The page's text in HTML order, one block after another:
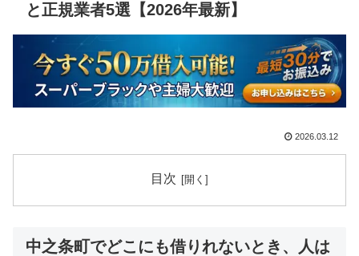
と正規業者5選【2026年最新】
2026.03.12
目次
中之条町でどこにも借りれないとき、人は